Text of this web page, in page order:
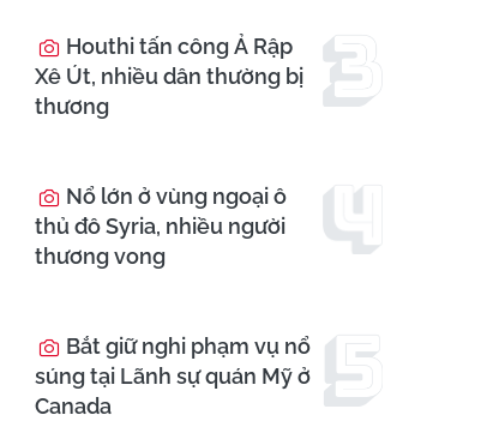
Houthi tấn công Ả Rập
Xê Út, nhiều dân thường bị
thương
Nổ lớn ở vùng ngoại ô
thủ đô Syria, nhiều người
thương vong
Bắt giữ nghi phạm vụ nổ
súng tại Lãnh sự quán Mỹ ở
Canada